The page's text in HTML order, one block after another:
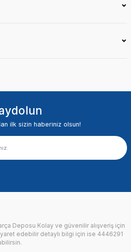
ilk sizin haberiniz olsun!
Deposu Kolay ve güvenilir alışveriş için
edebilir detaylı bilgi için ise 4446291